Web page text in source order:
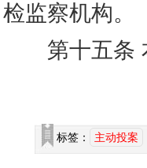
检监察机构。
第十五条
标签： 主动投案